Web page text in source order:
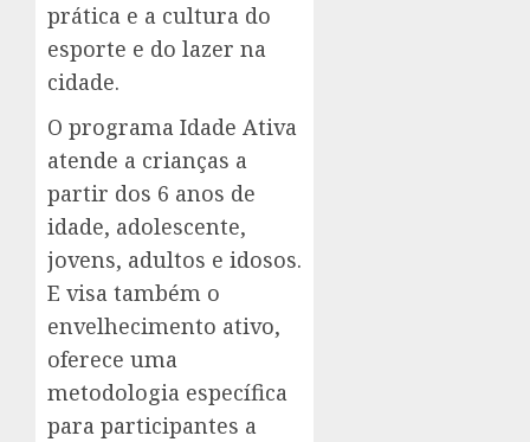
prática e a cultura do
esporte e do lazer na
cidade.
O programa Idade Ativa
atende a crianças a
partir dos 6 anos de
idade, adolescente,
jovens, adultos e idosos.
E visa também o
envelhecimento ativo,
oferece uma
metodologia específica
para participantes a